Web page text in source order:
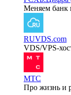
Меняем банк
RUVDS.com
VDS/VPS-
МТС
Про жизнь и